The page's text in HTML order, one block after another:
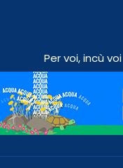
Per voi, incù